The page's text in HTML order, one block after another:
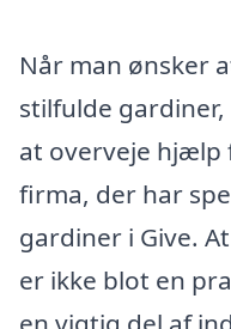
Når man ønsker
stilfulde
at overveje hjælp
firma, der har
gardiner i Give.
er ikke blot en